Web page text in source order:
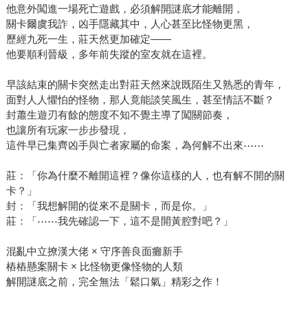
他意外闖進一場死亡遊戲，必須解開謎底才能離開，
關卡爾虞我詐，凶手隱藏其中，人心甚至比怪物更黑，
歷經九死一生，莊天然更加確定——
他要順利晉級，多年前失蹤的室友就在這裡。
早該結束的關卡突然走出對莊天然來說既陌生又熟悉的青年，
面對人人懼怕的怪物，那人竟能談笑風生，甚至情話不斷？
封蕭生遊刃有餘的態度不知不覺主導了闖關節奏，
也讓所有玩家一步步發現，
這件早已集齊凶手與亡者家屬的命案，為何解不出來⋯⋯
莊：「你為什麼不離開這裡？像你這樣的人，也有解不開的關
卡？」
封：「我想解開的從來不是關卡，而是你。」
莊：「⋯⋯我先確認一下，這不是開黃腔對吧？」
混亂中立撩漢大佬 × 守序善良面癱新手
樁樁懸案關卡 × 比怪物更像怪物的人類
解開謎底之前，完全無法「鬆口氣」精彩之作！